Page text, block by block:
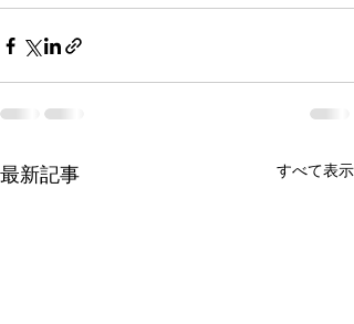
最新記事 すべて表示